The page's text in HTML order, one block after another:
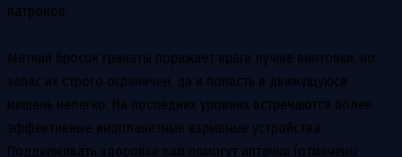
патронов.
Меткий бросок гранаты поражает врага лучше винтовки, но
запас их строго ограничен, да и попасть в движущуюся
мишень нелегко. На последних уровнях встречаются более
эффективные инопланетные взрывные устройства.
Поддерживать здоровье вам помогут аптечки (отмечены